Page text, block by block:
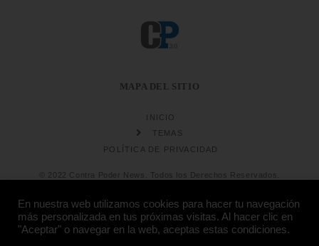
MAPA DEL SITIO
INICIO
TEMAS
POLÍTICA DE PRIVACIDAD
© 2022 Contra Poder News. Todos los Derechos Reservados.
En nuestra web utilizamos cookies para hacer tu navegación
más personalizada en tus próximas visitas. Al hacer clic en
"Aceptar" o navegar en la web, aceptas estas condiciones.